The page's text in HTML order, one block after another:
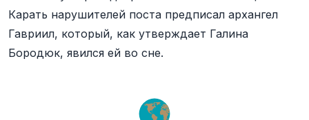
Карать нарушителей поста предписал архангел
Гавриил, который, как утверждает Галина
Бородюк, явился ей во сне.